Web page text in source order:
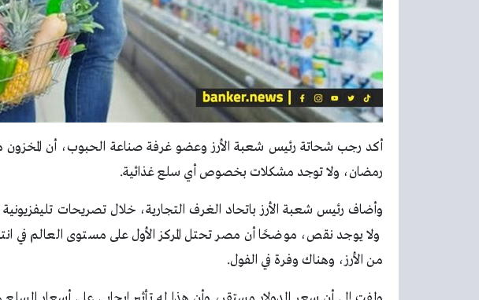
أكد رجب شحاتة رئيس شعبة الأرز وعضو غرفة صناعة الحبوب، أن المخزون
رمضان، ولا توجد مشكلات بخصوص أي سلع غذائية.
وأضاف رئيس شعبة الأرز باتحاد الغرف التجارية، خلال تصريحات
ولا يوجد نقص، موضحًا أن مصر تحتل المركز الأول على مستوى العالم في
من الأرز، وهناك وفرة في الفول.